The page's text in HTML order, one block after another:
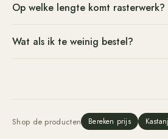
Op welke lengte komt rasterwerk?
Wat als ik te weinig bestel?
Shop de producten Bereken prijs